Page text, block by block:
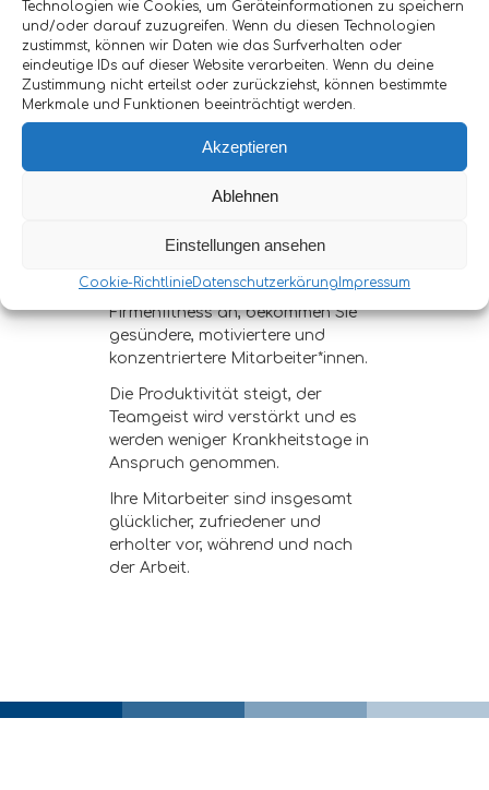
Technologien wie Cookies, um Geräteinformationen zu speichern
und/oder darauf zuzugreifen. Wenn du diesen Technologien
zustimmst, können wir Daten wie das Surfverhalten oder
eindeutige IDs auf dieser Website verarbeiten. Wenn du deine
Zustimmung nicht erteilst oder zurückziehst, können bestimmte
Merkmale und Funktionen beeinträchtigt werden.
Akzeptieren
Ablehnen
Einstellungen ansehen
Cookie-RichtlinieDatenschutzerkärungImpressum
Welchen Nutzen hat
Bieten Sie in ihrem Unternehmen
Firmenfitness an, bekommen Sie
gesündere, motiviertere und
konzentriertere Mitarbeiter*innen.
Die Produktivität steigt, der
Teamgeist wird verstärkt und es
werden weniger Krankheitstage in
Anspruch genommen.
Ihre Mitarbeiter sind insgesamt
glücklicher, zufriedener und
erholter vor, während und nach
der Arbeit.